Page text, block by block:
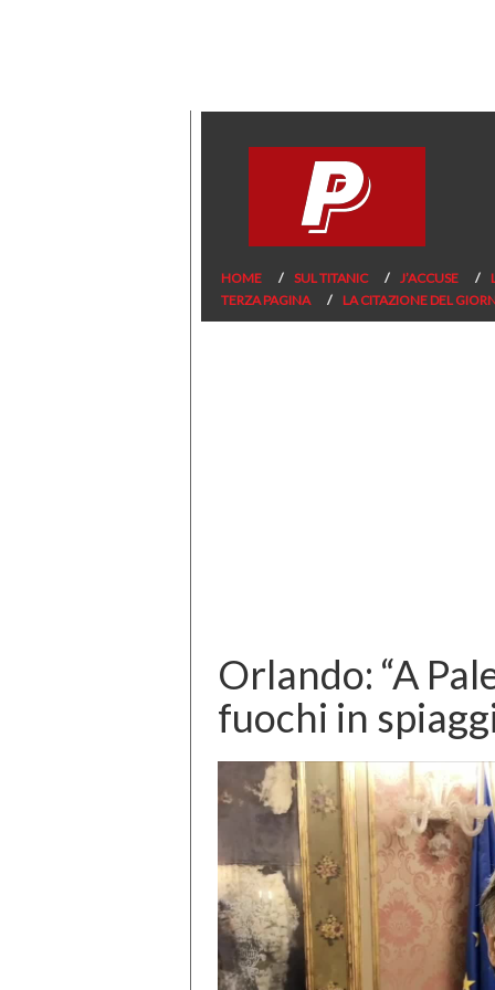
HOME SUL TITANIC J’ACCUSE
TERZA PAGINA
LA CITAZIONE DEL
Orlando: “A
fuochi in